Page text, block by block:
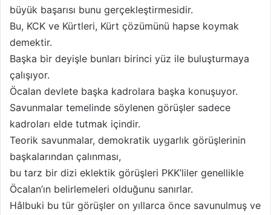
büyük başarısı bunu gerçekleştirmesidir.
Bu, KCK ve Kürtleri, Kürt çözümünü hapse koymak
demektir.
Başka bir deyişle bunları birinci yüz ile buluşturmaya
çalışıyor.
Öcalan devlete başka kadrolara başka konuşuyor.
Savunmalar temelinde söylenen görüşler sadece
kadroları elde tutmak içindir.
Teorik savunmalar, demokratik uygarlık görüşlerinin
başkalarından çalınması,
bu tarz bir dizi eklektik görüşleri PKK’liler genellikle
Öcalan’ın belirlemeleri olduğunu sanırlar.
Hâlbuki bu tür görüşler on yıllarca önce savunulmuş ve